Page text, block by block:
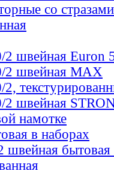
со стразами
2 швейная Euron
2 швейная МАХ
2 швейная
намотке
в наборах
швейная бытовая